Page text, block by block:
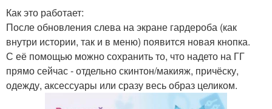
Как это работает:
После обновления слева на экране гардероба (как
внутри истории, так и в меню) появится новая кнопка.
С её помощью можно сохранить то, что надето на ГГ
прямо сейчас - отдельно скинтон/макияж, причёску,
одежду, аксессуары или сразу весь образ целиком.